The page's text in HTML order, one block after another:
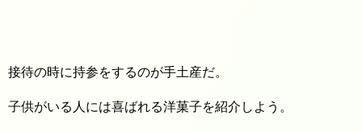
接待の時に持参をするのが手土産だ。
子供がいる人には喜ばれる洋菓子を紹介しよう。